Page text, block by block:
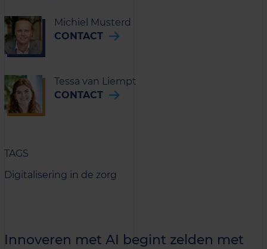
Michiel Musterd
CONTACT
Tessa van Liempt
CONTACT
TAGS
Digitalisering in de zorg
Innoveren met AI begint zelden met